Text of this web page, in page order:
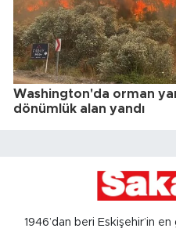
Washington'da orman
dönümlük alan yandı
1946’dan beri Eskişehir’in